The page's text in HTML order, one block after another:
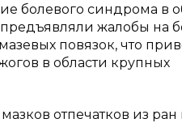
болевого синдрома в
жалобы на
повязок, что
в области крупных
отпечатков из ран